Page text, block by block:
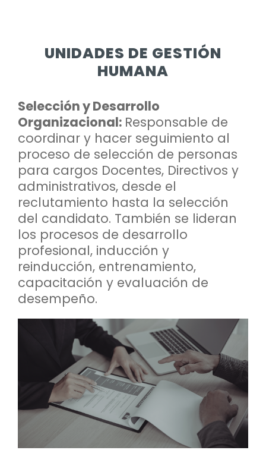
UNIDADES DE GESTIÓN
HUMANA
Selección y Desarrollo
Organizacional: Responsable de
coordinar y hacer seguimiento al
proceso de selección de personas
para cargos Docentes, Directivos y
administrativos, desde el
reclutamiento hasta la selección
del candidato. También se lideran
los procesos de desarrollo
profesional, inducción y
reinducción, entrenamiento,
capacitación y evaluación de
desempeño.